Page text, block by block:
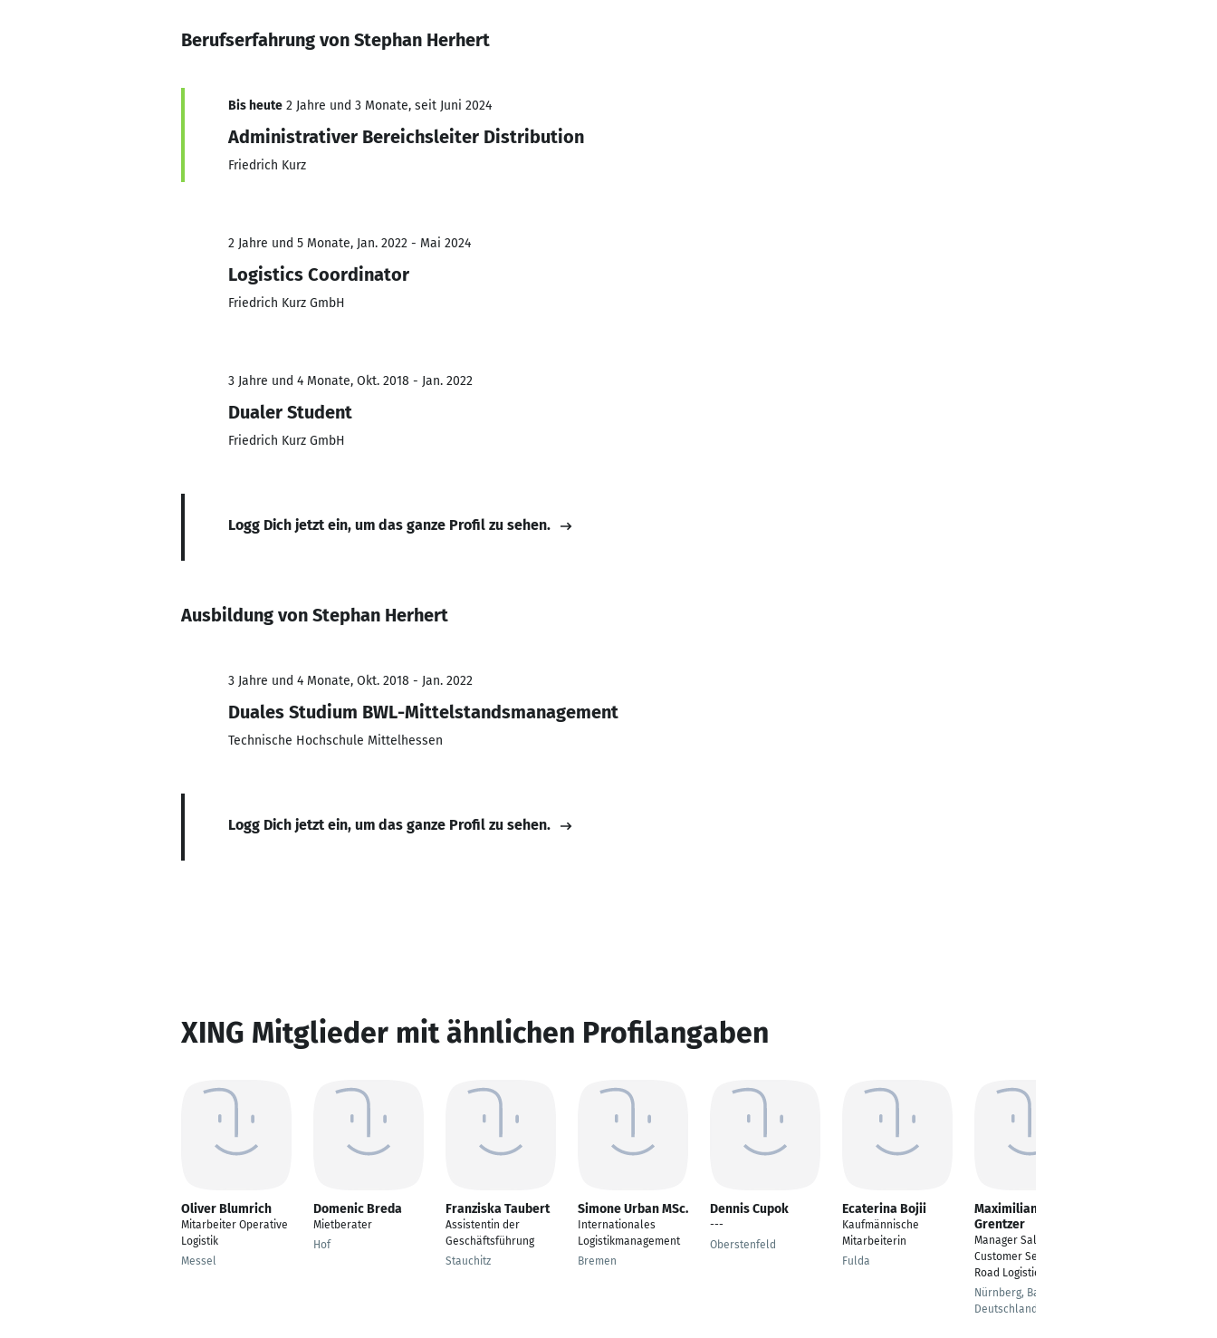
Berufserfahrung von Stephan Herhert
Bis heute 2 Jahre und 3 Monate, seit Juni 2024
Administrativer Bereichsleiter Distribution
Friedrich Kurz
2 Jahre und 5 Monate, Jan. 2022 - Mai 2024
Logistics Coordinator
Friedrich Kurz GmbH
3 Jahre und 4 Monate, Okt. 2018 - Jan. 2022
Dualer Student
Friedrich Kurz GmbH
Logg Dich jetzt ein, um das ganze Profil zu sehen.
Ausbildung von Stephan Herhert
3 Jahre und 4 Monate, Okt. 2018 - Jan. 2022
Duales Studium BWL-Mittelstandsmanagement
Technische Hochschule Mittelhessen
Logg Dich jetzt ein, um das ganze Profil zu sehen.
XING Mitglieder mit ähnlichen Profilangaben
Oliver Blumrich
Mitarbeiter Operative
Logistik
Messel
Domenic Breda
Mietberater
Hof
Franziska Taubert
Assistentin der
Geschäftsführung
Stauchitz
Simone Urban MSc.
Internationales
Logistikmanagement
Bremen
Dennis Cupok
---
Oberstenfeld
Ecaterina Bojii
Kaufmännische
Mitarbeiterin
Fulda
Maximilian
Grentzer
Manager Sales &
Customer Service
Road Logistic
Nürnberg, Bayern,
Deutschland